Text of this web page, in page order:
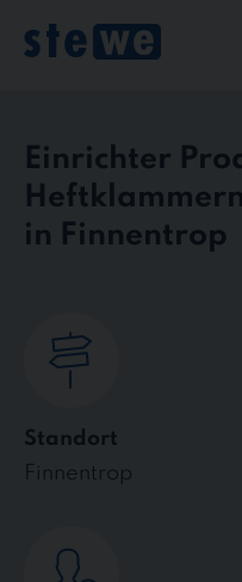
content
Einrichter
Heftklammern
in Finnentrop
Standort
Finnentrop